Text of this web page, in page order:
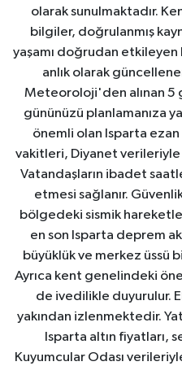
olarak sunulmaktadır.
bilgiler, doğrulanmış
yaşamı doğrudan
anlık olarak
Meteoroloji'den alınan 5
gününüzü planlamanıza
önemli olan Isparta
vakitleri, Diyanet verileriyle
Vatandaşların ibadet
etmesi sağlanır.
bölgedeki sismik
en son Isparta deprem
büyüklük ve merkez üssü
Ayrıca kent genelindeki
de ivedilikle duyurulur.
yakından izlenmektedir.
Isparta altın fiyatları,
Kuyumcular Odası